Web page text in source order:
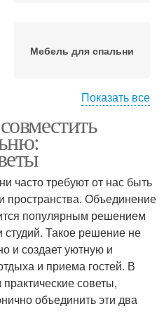
Мебель для спальни
Корпусная мебель
Показать все
часто требуют от нас быть
пространства. Объединение
популярным решением
Такое решение не
и создает уютную и
и приема гостей. В
советы,
объединить эти два